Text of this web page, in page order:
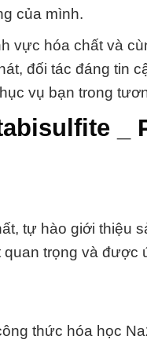
của mình.
vực hóa chất và
đối tác đáng tin
vụ bạn trong
_
tự hào giới thiệu
trọng và được
thức hóa học